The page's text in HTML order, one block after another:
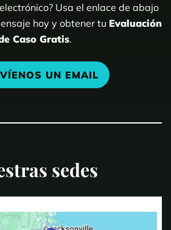
Usa el enlace de abajo
hoy y obtener tu Evaluación
Caso Gratis.
UN EMAIL
sedes